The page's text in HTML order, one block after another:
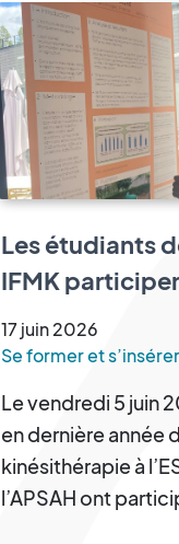
Les étudiants
IFMK
Scientifique
la Réadaptation
17juin2026
Se former et s’insérer
Le vendredi 5 juin
en dernière année
kinésithérapie à
l’APSAH ont